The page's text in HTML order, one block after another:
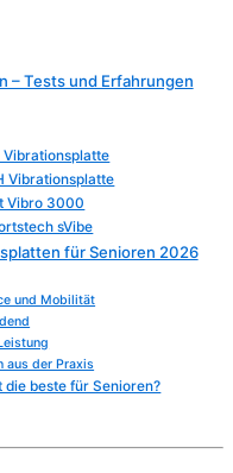
– Tests und Erfahrungen
Vibrationsplatte
Vibrationsplatte
Vibro 3000
sVibe
für Senioren 2026
und Mobilität
aus der Praxis
beste für Senioren?